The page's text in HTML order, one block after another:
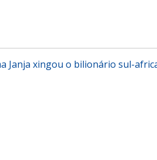
Janja xingou o bilionário sul-